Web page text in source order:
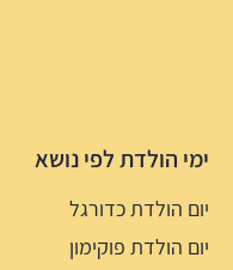
ימי הולדת לפי נושא
יום הולדת כדורגל
יום הולדת פוקימון